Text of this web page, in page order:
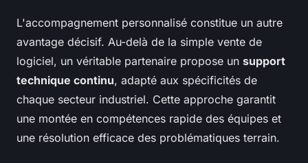
L'accompagnement personnalisé constitue un autre
avantage décisif. Au-delà de la simple vente de
logiciel, un véritable partenaire propose un support
technique continu, adapté aux spécificités de
chaque secteur industriel. Cette approche garantit
une montée en compétences rapide des équipes et
une résolution efficace des problématiques terrain.